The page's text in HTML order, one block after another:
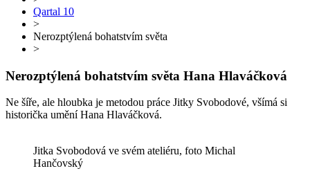
Qartal 10
>
Nerozptýlená bohatstvím světa
>
Nerozptýlená bohatstvím světa Hana Hlaváčková
Ne šíře, ale hloubka je metodou práce Jitky Svobodové, všímá si
historička umění Hana Hlaváčková.
Jitka Svobodová ve svém ateliéru, foto Michal
Hančovský